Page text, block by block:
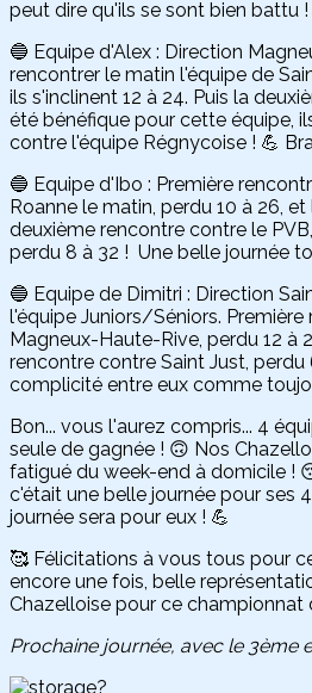
peut dire qu'ils se sont bien battu !
🔵 Equipe d'Alex : Direction
rencontrer le matin l'équipe de
ils s'inclinent 12 à 24. Puis la
été bénéfique pour cette équipe,
contre l'équipe Régnycoise ! 💪
🔵 Equipe d'Ibo : Première
Roanne le matin, perdu 10 à 26,
deuxième rencontre contre le
perdu 8 à 32 ! Une belle journée
🔵 Equipe de Dimitri : Direction
l'équipe Juniors/Séniors.
Magneux-Haute-Rive, perdu 12 à
rencontre contre Saint Just, perdu
complicité entre eux comme
Bon... vous l'aurez compris... 4
seule de gagnée ! 🙃 Nos
fatigué du week-end à domicile !
c'était une belle journée pour ses
journée sera pour eux ! 💪
🥰 Félicitations à vous tous pour
encore une fois, belle
Chazelloise pour ce championnat
Prochaine journée, avec le 3ème